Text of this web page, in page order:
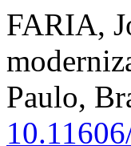
FARIA,
Paulo,